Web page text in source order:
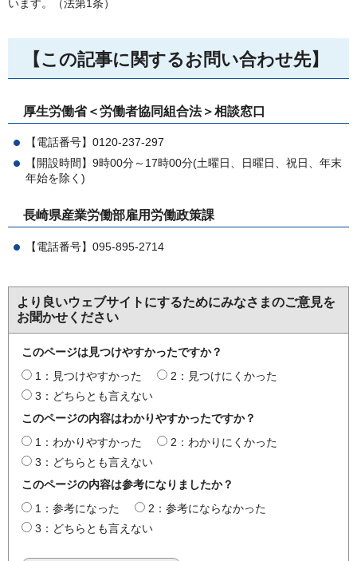
います。（法第1条）
【この記事に関するお問い合わせ先】
厚生労働省＜労働者協同組合法＞相談窓口
【電話番号】0120-237-297
【開設時間】9時00分～17時00分(土曜日、日曜日、祝日、年末
年始を除く)
長崎県産業労働部雇用労働政策課
【電話番号】095-895-2714
より良いウェブサイトにするためにみなさまのご意見を
お聞かせください
このページは見つけやすかったですか？
1：見つけやすかった
2：見つけにくかった
3：どちらとも言えない
このページの内容はわかりやすかったですか？
1：わかりやすかった
2：わかりにくかった
3：どちらとも言えない
このページの内容は参考になりましたか？
1：参考になった
2：参考にならなかった
3：どちらとも言えない